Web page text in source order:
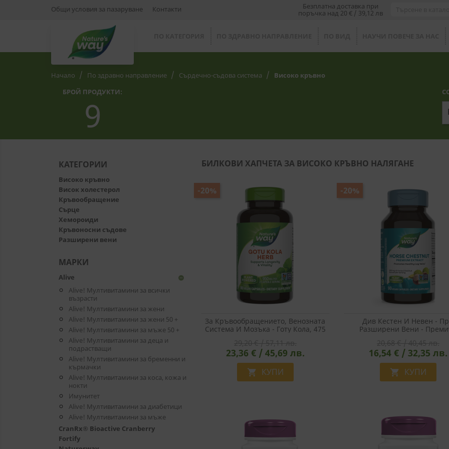
Общи условия за пазаруване Контакти Безплатна доставка при
поръчка над 20 € / 39,12 лв
Начало По здравно направление Сърдечно-съдова система
Високо кръвно
БРОЙ ПРОДУКТИ:
9
КАТЕГОРИИ
Високо кръвно
Висок холестерол
Кръвообращение
Сърце
Хемороиди
Кръвоносни съдове
Разширени вени
МАРКИ
Alive remove_circle
Alive! Мултивитамини за всички
възрасти
Alive! Мултивитамини за жени
Alive! Мултивитамини за жени 50 +
Alive! Мултивитамини за мъже 50 +
Alive! Мултивитамини за деца и
подрастващи
Alive! Мултивитамини за бременни и
кърмачки
Alive! Мултивитамини за коса, кожа и
нокти
Имунитет
Alive! Мултивитамини за диабетици
Alive! Мултивитамини за мъже
CranRx® Bioactive Cranberry
Fortify
БИЛКОВИ ХАПЧЕТА ЗА ВИСОКО КРЪВНО НАЛЯГАНЕ
За Кръвообращението, Венозната
Система И Мозъка - Готу Кола, 475
23,36 € / 45,69 лв.
 КУПИ
-20%
Див Кестен И Невен -
Разширени Вени -
16,54 € / 32,35 лв.
 КУПИ
-20%